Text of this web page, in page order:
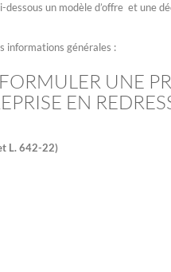
un modèle d’offre et une
informations générales :
UNE
EN
L. 642-22)